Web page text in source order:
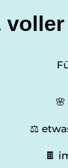
⚖️
🍫